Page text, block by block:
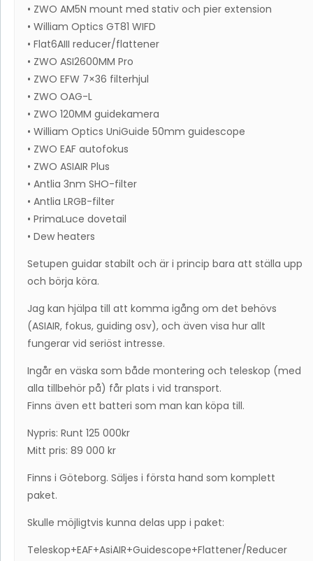
• ZWO AM5N mount med stativ och pier extension
• William Optics GT81 WIFD
• Flat6AIII reducer/flattener
• ZWO ASI2600MM Pro
• ZWO EFW 7×36 filterhjul
• ZWO OAG-L
• ZWO 120MM guidekamera
• William Optics UniGuide 50mm guidescope
• ZWO EAF autofokus
• ZWO ASIAIR Plus
• Antlia 3nm SHO-filter
• Antlia LRGB-filter
• PrimaLuce dovetail
• Dew heaters
Setupen guidar stabilt och är i princip bara att ställa upp
och börja köra.
Jag kan hjälpa till att komma igång om det behövs
(ASIAIR, fokus, guiding osv), och även visa hur allt
fungerar vid seriöst intresse.
Ingår en väska som både montering och teleskop (med
alla tillbehör på) får plats i vid transport.
Finns även ett batteri som man kan köpa till.
Nypris: Runt 125 000kr
Mitt pris: 89 000 kr
Finns i Göteborg. Säljes i första hand som komplett
paket.
Skulle möjligtvis kunna delas upp i paket:
Teleskop+EAF+AsiAIR+Guidescope+Flattener/Reducer